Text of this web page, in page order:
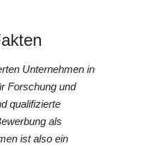
Unternehmen in
Forschung und
qualifizierte
als
ist also ein